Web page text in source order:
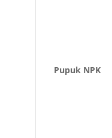
Pupuk NPK